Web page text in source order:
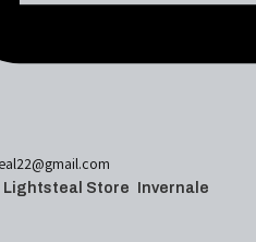
Lightsteal Store Invernale